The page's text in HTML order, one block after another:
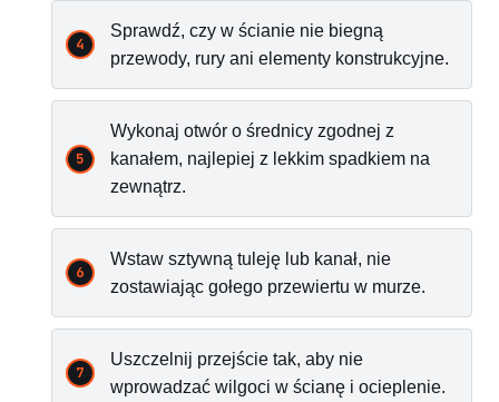
Sprawdź, czy w ścianie nie biegną
przewody, rury ani elementy konstrukcyjne.
Wykonaj otwór o średnicy zgodnej z
kanałem, najlepiej z lekkim spadkiem na
zewnątrz.
Wstaw sztywną tuleję lub kanał, nie
zostawiając gołego przewiertu w murze.
Uszczelnij przejście tak, aby nie
wprowadzać wilgoci w ścianę i ocieplenie.